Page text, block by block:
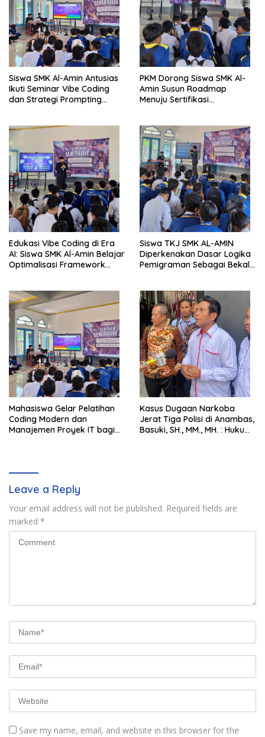
Siswa SMK Al-Amin Antusias
Ikuti Seminar Vibe Coding
dan Strategi Prompting
PKM Dorong Siswa SMK Al-
Amin Susun Roadmap
Menuju Sertifikasi
Edukasi Vibe Coding di Era
AI: Siswa SMK Al-Amin Belajar
Optimalisasi Framework
Siswa TKJ SMK AL-AMIN
Diperkenakan Dasar Logika
Pemigraman Sebagai Bekal
Mahasiswa Gelar Pelatihan
Coding Modern dan
Manajemen Proyek IT bagi
Kasus Dugaan Narkoba
Jerat Tiga Polisi di Anambas,
Basuki, SH., MM., MH. : Hukum
Leave a Reply
Your email address will not be published. Required fields are
marked *
Save my name, email, and website in this browser for the